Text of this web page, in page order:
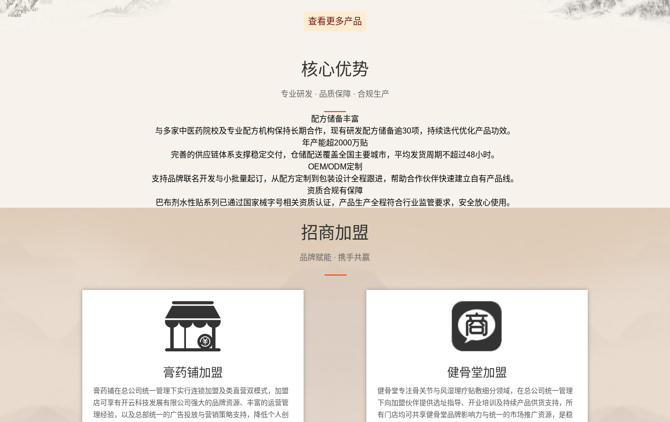
查看更多产品
核心优势
专业研发 · 品质保障 · 合规生产
配方储备丰富
与多家中医药院校及专业配方机构保持长期合作，现有研发配方储备逾30项，持续迭代优化产品功效。
年产能超2000万贴
完善的供应链体系支撑稳定交付，仓储配送覆盖全国主要城市，平均发货周期不超过48小时。
OEM/ODM定制
支持品牌联名开发与小批量起订，从配方定制到包装设计全程跟进，帮助合作伙伴快速建立自有产品线。
资质合规有保障
巴布剂水性贴系列已通过国家械字号相关资质认证，产品生产全程符合行业监管要求，安全放心使用。
招商加盟
品牌赋能 · 携手共赢
膏药铺加盟
膏药铺在总公司统一管理下实行连锁加盟及类直营双模式，加盟
店可享有开云科技发展有限公司强大的品牌资源、丰富的运营管
理经验，以及总部统一的广告投放与营销策略支持，降低个人创
健骨堂加盟
健骨堂专注骨关节与风湿理疗贴敷细分领域，在总公司统一管理
下向加盟伙伴提供选址指导、开业培训及持续产品供货支持，所
有门店均可共享健骨堂品牌影响力与统一的市场推广资源，是稳